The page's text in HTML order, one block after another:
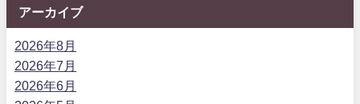
アーカイブ
2026年8月
2026年7月
2026年6月